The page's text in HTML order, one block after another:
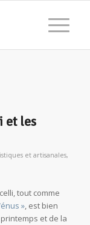
et les
et artisanales,
tout comme
», est bien
et de la